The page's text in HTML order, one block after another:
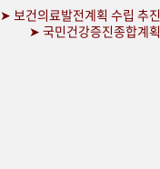
➤ 보건의료발전계획 수립 추진
➤ 국민건강증진종합계획